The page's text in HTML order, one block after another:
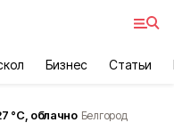
Бизнес Статьи
°С, облачно Белгород